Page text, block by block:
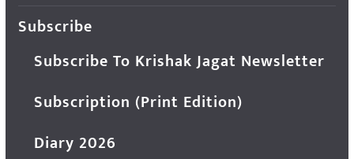
Subscribe
Subscribe To Krishak Jagat Newsletter
Subscription (Print Edition)
Diary 2026